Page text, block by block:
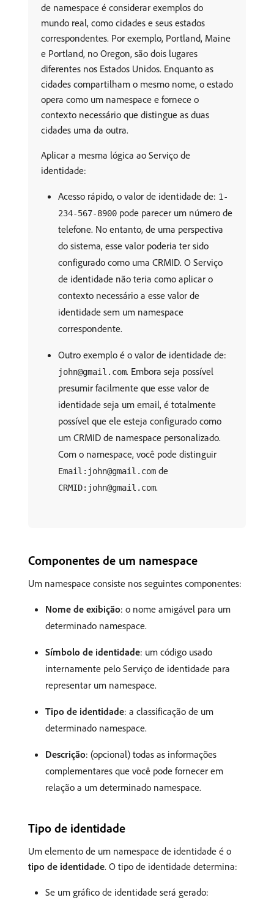
de namespace é considerar exemplos do
mundo real, como cidades e seus estados
correspondentes. Por exemplo, Portland, Maine
e Portland, no Oregon, são dois lugares
diferentes nos Estados Unidos. Enquanto as
cidades compartilham o mesmo nome, o estado
opera como um namespace e fornece o
contexto necessário que distingue as duas
cidades uma da outra.
Aplicar a mesma lógica ao Serviço de
identidade:
Acesso rápido, o valor de identidade de: 1-
234-567-8900 pode parecer um número de
telefone. No entanto, de uma perspectiva
do sistema, esse valor poderia ter sido
configurado como uma CRMID. O Serviço
de identidade não teria como aplicar o
contexto necessário a esse valor de
identidade sem um namespace
correspondente.
Outro exemplo é o valor de identidade de:
john@gmail.com. Embora seja possível
presumir facilmente que esse valor de
identidade seja um email, é totalmente
possível que ele esteja configurado como
um CRMID de namespace personalizado.
Com o namespace, você pode distinguir
Email:john@gmail.com de
CRMID:john@gmail.com.
Componentes de um namespace
Um namespace consiste nos seguintes componentes:
Nome de exibição: o nome amigável para um
determinado namespace.
Símbolo de identidade: um código usado
internamente pelo Serviço de identidade para
representar um namespace.
Tipo de identidade: a classificação de um
determinado namespace.
Descrição: (opcional) todas as informações
complementares que você pode fornecer em
relação a um determinado namespace.
Tipo de identidade
Um elemento de um namespace de identidade é o
tipo de identidade. O tipo de identidade determina:
Se um gráfico de identidade será gerado: